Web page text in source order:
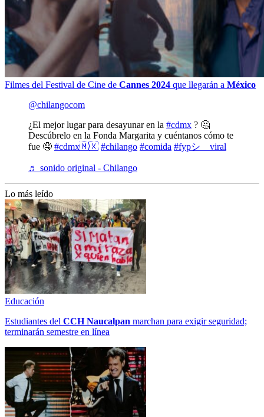
Filmes del Festival de Cine de Cannes 2024 que llegarán a México
@chilangocom
¿El mejor lugar para desayunar en la #cdmx ? 🤔
Descúbrelo en la Fonda Margarita y cuéntanos cómo te
fue 🤤 #cdmx🇲🇽 #chilango #comida #fypシ゚viral
♬ sonido original - Chilango
Lo más leído
Educación
Estudiantes del CCH Naucalpan marchan para exigir seguridad;
terminarán semestre en línea